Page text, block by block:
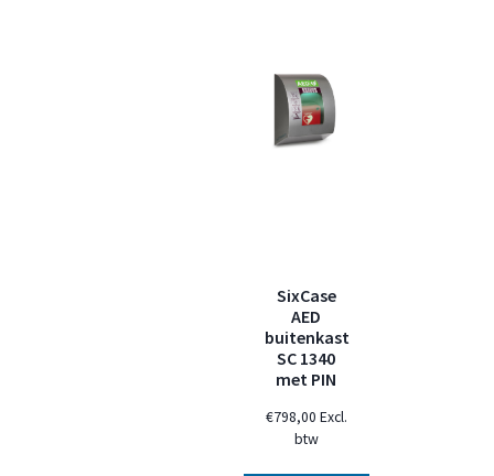
SixCase
AED
buitenkast
SC 1340
met PIN
€798,00 Excl.
btw